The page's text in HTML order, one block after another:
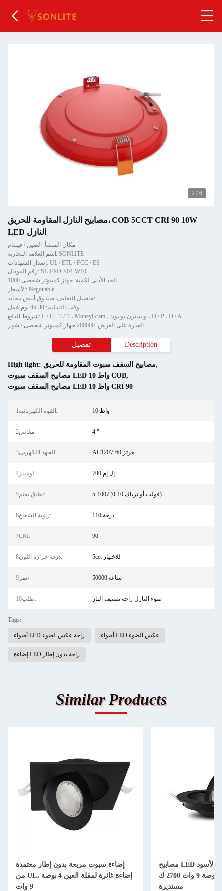
2 / 6
مصابيح النازل المقاومة للحريق، COB 5CCT CRI 90 10W
LED النازل
مكان المنشأ: الصين / فيتنام
اسم العلامة التجارية: SONLITE
إصدار الشهادات: UL / ETL / FCC / ES
رقم الموديل: SL-FRD-S04-W10
الحد الأدنى لكمية: جهاز كمبيوتر شخصى 1000
الأسعار: Negotiable
تفاصيل التغليف: صندوق أبيض محايد
وقت التسليم: 30-45 يوم عمل
شروط الدفع: L / C ، T / T ، MoneyGram ، ويسترن يونيون ، D / P ، D / A
القدرة على العرض: 200000 جهاز كمبيوتر شخصى / شهر
تفصيل Description
High light: مصابيح السقف سبوت المقاومة للحريق,
مصابيح السقف سبوت LED 10 واط COB,
مصابيح السقف سبوت LED 10 واط CRI 90
1القوة الكهربائية: 10 واط
2مقاس: 4 "
3الجهد االكهربى: AC120V 60 هرتز
4لومينز: 700 إل إم
5نطاق يعتم: 5-100٪ (0-10 فولت أو ترياك)
6زاوية الشعاع: 110 درجة
7CRI: 90
8درجة حرارة اللون: 5cct للاختيار
9عمر: 50000 ساعة
10طلب: ضوء النازل راحة تصنيف النار
Tags:
أضواء LED راحة عكس الضوء أضواء LED عكس الضوء
إضاءة LED راحة بدون إطار
Similar Products
إضاءة سبوت مربعة بدون إطار معتمدة
من UL، إضاءة غائرة لمقلة العين 4 بوصة
9 وات
مصابيح LED عاكسة للضوء باللون الأسود
غير اللامع مقاس 3.5 بوصة 9 وات 2700 ك
مستديرة